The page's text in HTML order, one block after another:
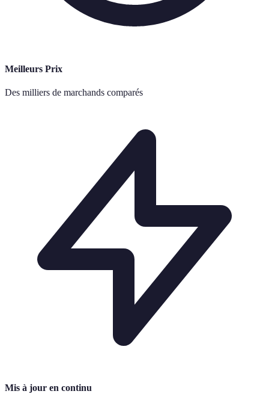
Meilleurs Prix
Des milliers de marchands comparés
Mis à jour en continu